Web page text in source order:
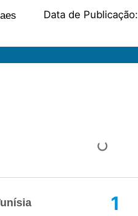
Data de Publicação:
1